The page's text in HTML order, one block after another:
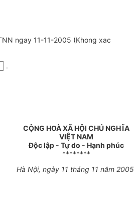
ngay 11-11-2005 (Khong xac
CỘNG HOÀ XÃ HỘI CHỦ NGHĨA
VIỆT NAM
Độc lập - Tự do - Hạnh phúc
********
Hà Nội, ngày 11 tháng 11 năm 2005